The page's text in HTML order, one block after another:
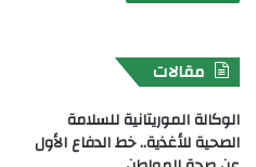
مقالات
الوكالة الموريتانية للسلامة
الصحية للأغذية.. خط الدفاع الأول